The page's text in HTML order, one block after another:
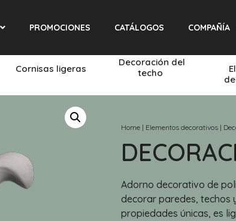
PROMOCIONES CATÁLOGOS COMPAÑÍA
Cornisas ligeras
Decoración del
techo
Home | Elementos decorativos |
Adorno decorativo de
decorar paredes, techos
propiedades únicas, es